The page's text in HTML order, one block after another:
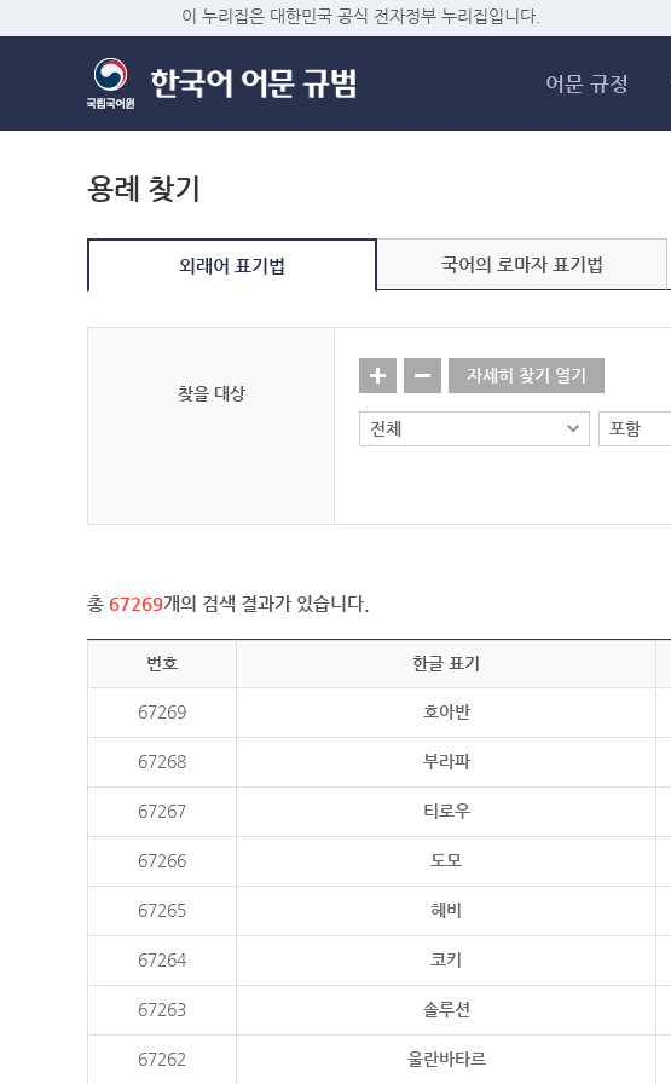
이 누리집은 대한민국 공식 전자정부 누리집입니다.
어문 규정
용례 찾기
외래어 표기법 국어의 로마자 표기법
찾을 대상
자세히 찾기 열기
총 67269개의 검색 결과가 있습니다.
번호 한글 표기
67269 호아반
67268 부라파
67267 티로우
67266 도모
67265 헤비
67264 코키
67263 솔루션
67262 울란바타르